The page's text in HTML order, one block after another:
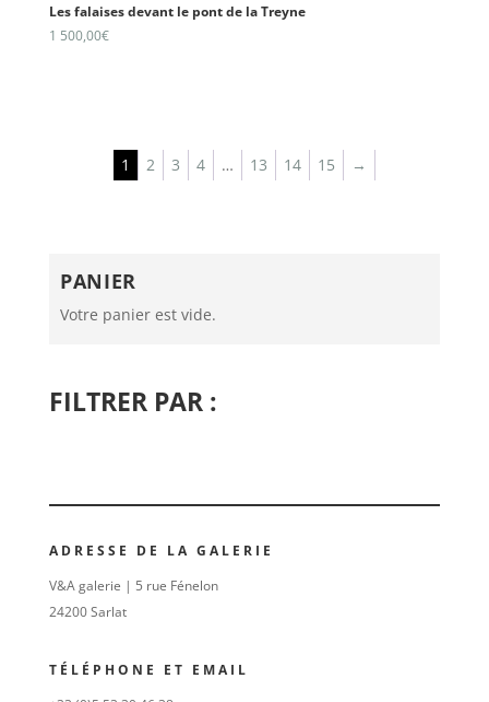
Les falaises devant le pont de la Treyne
1 500,00€
1 2 3 4 … 13 14 15 →
PANIER
Votre panier est vide.
FILTRER PAR :
ADRESSE DE LA GALERIE
V&A galerie | 5 rue Fénelon
24200 Sarlat
TÉLÉPHONE ET EMAIL